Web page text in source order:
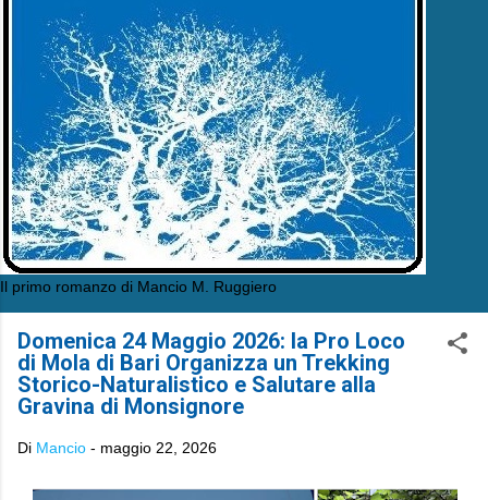
Il primo romanzo di Mancio M. Ruggiero
Domenica 24 Maggio 2026: la Pro Loco
di Mola di Bari Organizza un Trekking
Storico-Naturalistico e Salutare alla
Gravina di Monsignore
Di Mancio - maggio 22, 2026